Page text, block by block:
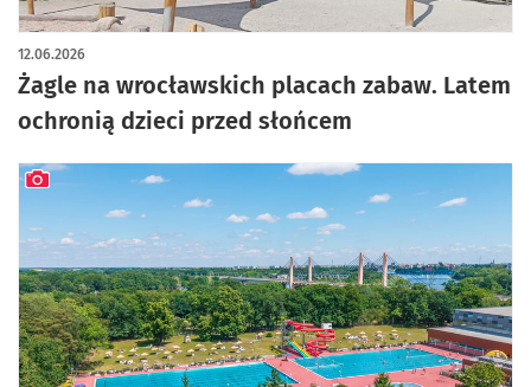
Żagle na wrocławskich placach zabaw. Latem
ochronią dzieci przed słońcem
12.06.2026